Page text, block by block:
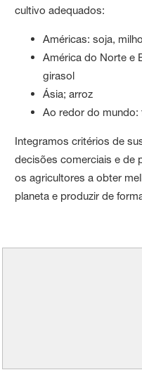
cultivo adequados:
Américas: soja,
América do Norte e
girasol
Ásia; arroz
Ao redor do mundo:
Integramos critérios de
decisões comerciais e de
os agricultores a obter
planeta e produzir de